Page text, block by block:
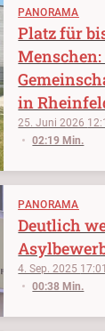
PANORAMA
25. Juni 2026
02:19 Min.
Platz für
Menschen:
in
PANORAMA
4. Sep. 2025 17:01
00:38 Min.
Deutlich